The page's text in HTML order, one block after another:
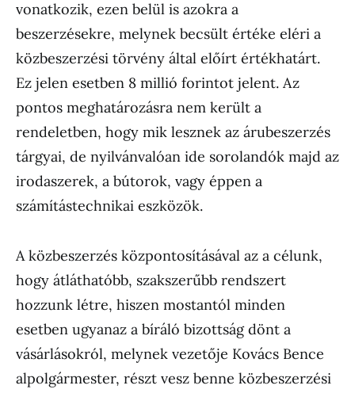
vonatkozik, ezen belül is azokra a
beszerzésekre, melynek becsült értéke eléri a
közbeszerzési törvény által előírt értékhatárt.
Ez jelen esetben 8 millió forintot jelent. Az
pontos meghatározásra nem került a
rendeletben, hogy mik lesznek az árubeszerzés
tárgyai, de nyilvánvalóan ide sorolandók majd az
irodaszerek, a bútorok, vagy éppen a
számítástechnikai eszközök.
A közbeszerzés központosításával az a célunk,
hogy átláthatóbb, szakszerűbb rendszert
hozzunk létre, hiszen mostantól minden
esetben ugyanaz a bíráló bizottság dönt a
vásárlásokról, melynek vezetője Kovács Bence
alpolgármester, részt vesz benne közbeszerzési